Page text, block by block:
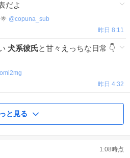
だよ
@copuna_sub
昨日 8:11
犬系彼氏と甘々えっちな日常 👇
昨日 4:32
と見る
1:08時点